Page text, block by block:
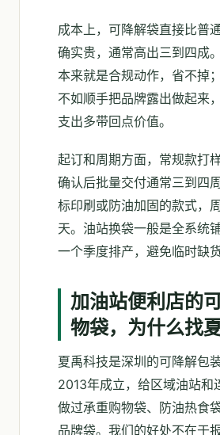
成本上，可降解袋直接比普
确实贵，通常高出三到四成
本来就是合规动作，省不掉
不如顺手把品牌露出做起来
支出多带回点价值。
起订和周期方面，常规款打
确认后批量交付通常三到四
标印刷或防油加固的款式，
天。油站换袋一般是全系统
一个季度排产，避免临时缺货
加油站便利店的
物袋，为什么找
夏禹科技是深圳的可降解包
2013年成立，给区域油站和
做过承重购物袋、防油热食
品牌袋。我们的好处不在于